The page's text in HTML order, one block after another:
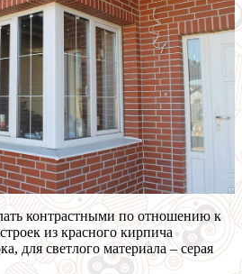
контрастными по отношению к
из красного кирпича
для светлого материала – серая